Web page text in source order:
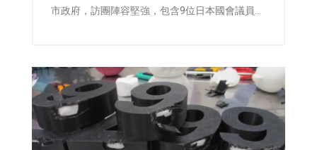
市政府，訪團陣容堅強，包含9位日本國會議員，
恩恩熱情接待，雙方除就城市交流、青年互動及
未來合作交換意見外，也共同關注日前熊本強震
災情。黃偉哲更宣布以個人名義捐出新台幣10萬
元，響應台南市政府「0728日本熊本賑災專
案」，盼凝聚更多社會力量，協助災區儘速重